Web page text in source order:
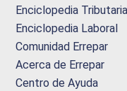
Enciclopedia Tributaria
Enciclopedia Laboral
Comunidad Errepar
Acerca de Errepar
Centro de Ayuda